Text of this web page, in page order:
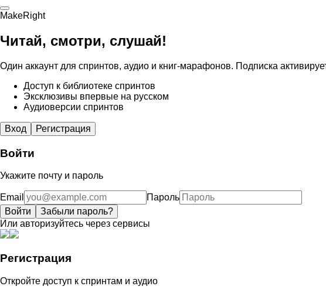
MakeRight
Читай, смотри, слушай!
Один аккаунт для спринтов, аудио и книг-марафонов. Подписка
Доступ к библиотеке спринтов
Эксклюзивы впервые на русском
Аудиоверсии спринтов
Вход Регистрация
Войти
Укажите почту и пароль
Email
Пароль
Войти
Забыли пароль?
Или авторизуйтесь через сервисы
Регистрация
Откройте доступ к спринтам и аудио